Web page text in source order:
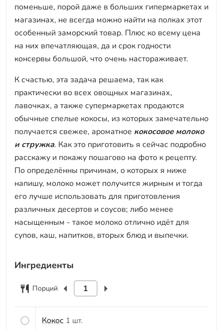
поменьше, порой даже в больших гипермаркетах и
магазинах, не всегда можно найти на полках этот
особенный заморский товар. Плюс ко всему цена
на них впечатляющая, да и срок годности
консервы большой, что очень настораживает.
К счастью, эта задача решаема, так как
практически во всех овощных магазинах,
лавочках, а также супермаркетах продаются
обычные спелые кокосы, из которых замечательно
получается свежее, ароматное кокосовое молоко
и стружка. Как это приготовить я сейчас подробно
расскажу и покажу пошагово на фото к рецепту.
По определённы причинам, о которых я ниже
напишу, молоко может получится жирным и тогда
его лучше использовать для приготовления
различных десертов и соусов; либо менее
насыщенным - такое молоко отлично идёт для
супов, каш, напитков, вторых блюд и выпечки.
Ингредиенты
Порций
Кокос 1 шт.